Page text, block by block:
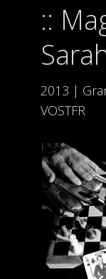
2013 |
VOSTFR